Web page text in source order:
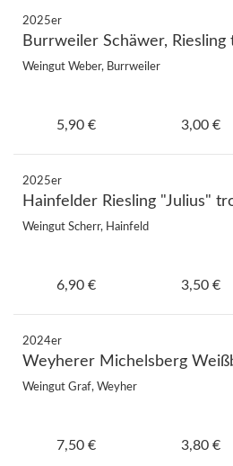
2025er
Burrweiler Schäwer, Riesling
Weingut Weber, Burrweiler
5,90 € 3,00 €
2025er
Hainfelder Riesling "Julius"
Weingut Scherr, Hainfeld
6,90 € 3,50 €
2024er
Weyherer Michelsberg
Weingut Graf, Weyher
7,50 € 3,80 €